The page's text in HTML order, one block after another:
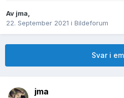
Av jma,
22. September 2021 i Bildeforum
Svar i
jma